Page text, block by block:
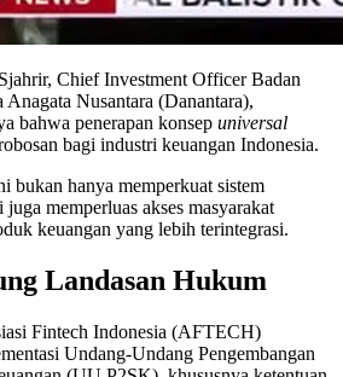
Chief Investment Officer Badan
Nusantara (Danantara),
bahwa penerapan konsep universal
bagi industri keuangan Indonesia.
bukan hanya memperkuat sistem
memperluas akses masyarakat
keuangan yang lebih terintegrasi.
Landasan Hukum
Fintech Indonesia (AFTECH)
Undang-Undang Pengembangan